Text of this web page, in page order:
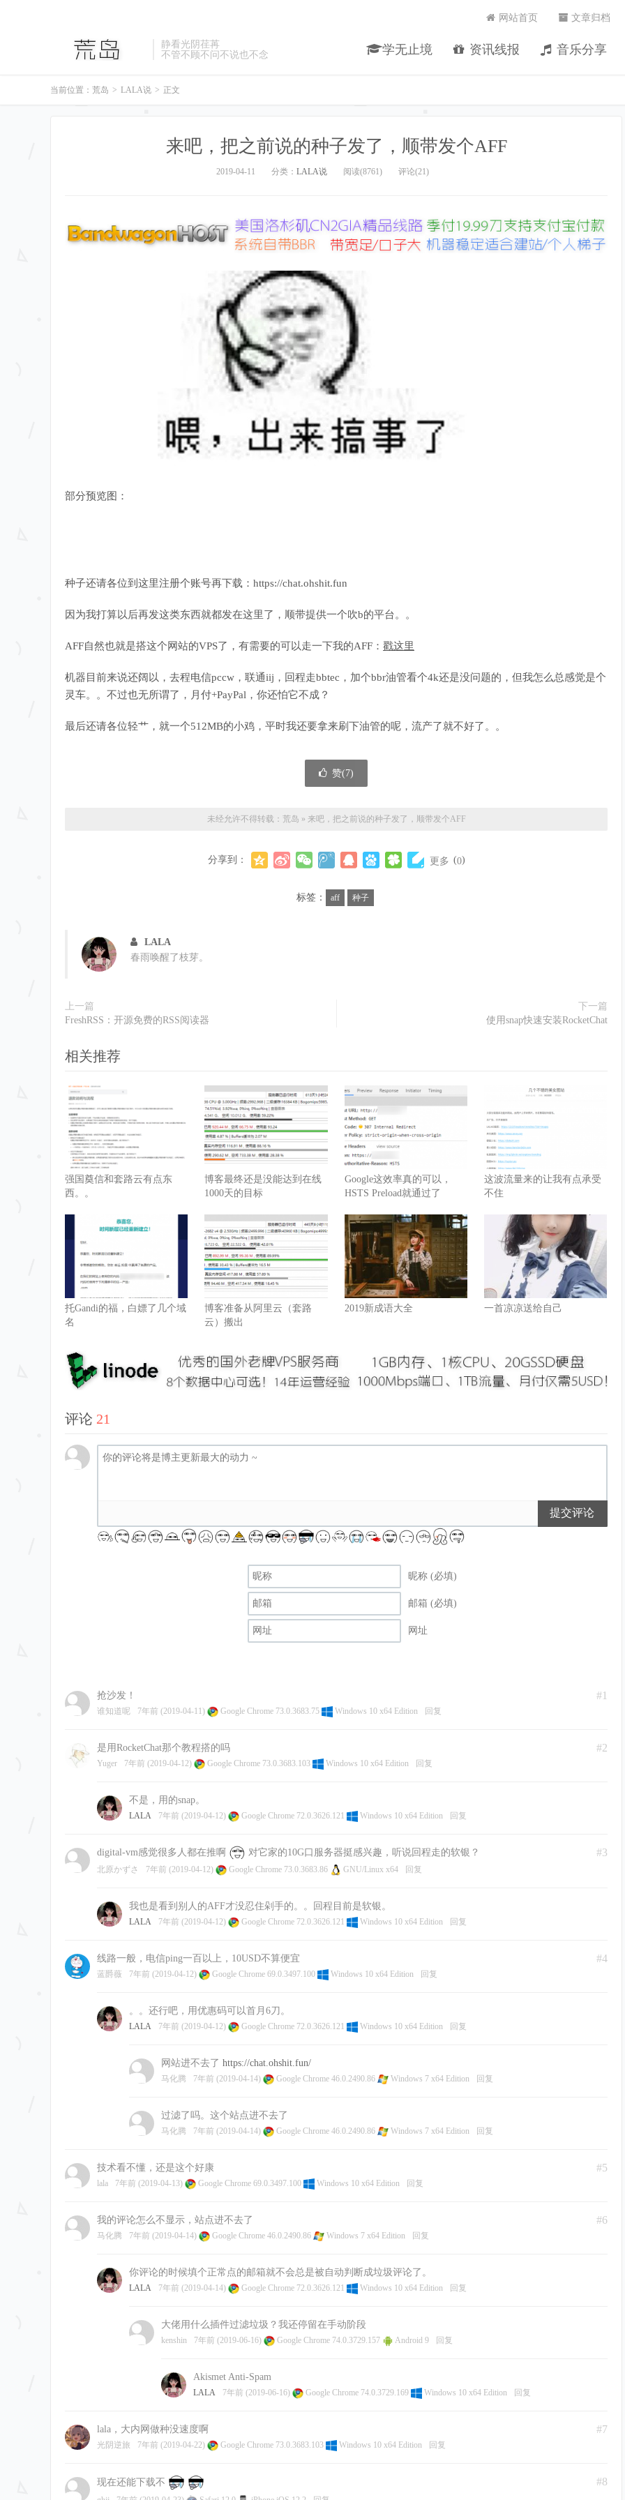
静看光阴荏苒
不管不顾不问不说也不念
学无止境 资讯线报 音乐分享
网站首页 文章归档
当前位置： 荒岛 > LALA说 > 正文
来吧，把之前说的种子发了，顺带发个AFF
2019-04-11 分类： LALA说 阅读(8761) 评论(21)
部分预览图：
种子还请各位到这里注册个账号再下载：https://chat.ohshit.fun
因为我打算以后再发这类东西就都发在这里了，顺带提供一个吹b的平台。。
AFF自然也就是搭这个网站的VPS了，有需要的可以走一下我的AFF： 戳这里
机器目前来说还阔以，去程电信pccw，联通iij，回程走bbtec，加个bbr油管看个4k还是没问题的，但我怎么总感觉是个
灵车。。不过也无所谓了，月付+PayPal，你还怕它不成？
最后还请各位轻艹，就一个512MB的小鸡，平时我还要拿来刷下油管的呢，流产了就不好了。。
赞(7)
未经允许不得转载： 荒岛 » 来吧，把之前说的种子发了，顺带发个AFF
分享到： 更多 (0)
标签： aff 种子
LALA
春雨唤醒了枝芽。
上一篇
FreshRSS：开源免费的RSS阅读器
下一篇
使用snap快速安装RocketChat
相关推荐
强国奠信和套路云有点东
西。。
博客最终还是没能达到在线
1000天的目标
Google这效率真的可以，
HSTS Preload就通过了
这波流量来的让我有点承受
不住
托Gandi的福，白嫖了几个域
名
博客准备从阿里云（套路
云）搬出
2019新成语大全 一首凉凉送给自己
评论 21
提交评论
昵称 (必填)
邮箱 (必填)
网址
#1
抢沙发！
谁知道呢 7年前 (2019-04-11) Google Chrome 73.0.3683.75 Windows 10 x64 Edition 回复
#2
是用RocketChat那个教程搭的吗
Yuger 7年前 (2019-04-12) Google Chrome 73.0.3683.103 Windows 10 x64 Edition 回复
不是，用的snap。
LALA 7年前 (2019-04-12) Google Chrome 72.0.3626.121 Windows 10 x64 Edition 回复
#3
digital-vm感觉很多人都在推啊 对它家的10G口服务器挺感兴趣，听说回程走的软银？
北原かずさ 7年前 (2019-04-12) Google Chrome 73.0.3683.86 GNU/Linux x64 回复
我也是看到别人的AFF才没忍住剁手的。。回程目前是软银。
LALA 7年前 (2019-04-12) Google Chrome 72.0.3626.121 Windows 10 x64 Edition 回复
#4
线路一般，电信ping一百以上，10USD不算便宜
蓝爵薇 7年前 (2019-04-12) Google Chrome 69.0.3497.100 Windows 10 x64 Edition 回复
。。还行吧，用优惠码可以首月6刀。
LALA 7年前 (2019-04-12) Google Chrome 72.0.3626.121 Windows 10 x64 Edition 回复
网站进不去了 https://chat.ohshit.fun/
马化腾 7年前 (2019-04-14) Google Chrome 46.0.2490.86 Windows 7 x64 Edition 回复
过滤了吗。这个站点进不去了
马化腾 7年前 (2019-04-14) Google Chrome 46.0.2490.86 Windows 7 x64 Edition 回复
#5
技术看不懂，还是这个好康
lala 7年前 (2019-04-13) Google Chrome 69.0.3497.100 Windows 10 x64 Edition 回复
#6
我的评论怎么不显示，站点进不去了
马化腾 7年前 (2019-04-14) Google Chrome 46.0.2490.86 Windows 7 x64 Edition 回复
你评论的时候填个正常点的邮箱就不会总是被自动判断成垃圾评论了。
LALA 7年前 (2019-04-14) Google Chrome 72.0.3626.121 Windows 10 x64 Edition 回复
大佬用什么插件过滤垃圾？我还停留在手动阶段
kenshin 7年前 (2019-06-16) Google Chrome 74.0.3729.157 Android 9 回复
Akismet Anti-Spam
LALA 7年前 (2019-06-16) Google Chrome 74.0.3729.169 Windows 10 x64 Edition 回复
#7
lala，大内网做种没速度啊
光阴逆旅 7年前 (2019-04-22) Google Chrome 73.0.3683.103 Windows 10 x64 Edition 回复
#8
现在还能下载不